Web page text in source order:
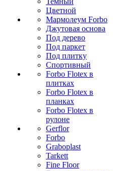
Цветной
Мармолеум Forbo
Джутовая основа
Под дерево
Под паркет
Под плитку
Спортивный
Forbo Flotex в
плитках
Forbo Flotex в
планках
Forbo Flotex в
рулоне
Gerflor
Forbo
Graboplast
Tarkett
Fine Floor